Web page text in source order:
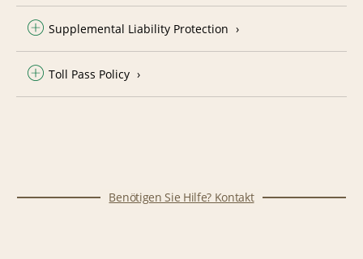
Supplemental Liability Protection
Toll Pass Policy
Benötigen Sie Hilfe? Kontakt